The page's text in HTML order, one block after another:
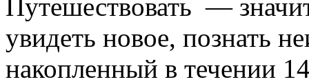
Путешествовать —
увидеть новое, познать
накопленный в течении